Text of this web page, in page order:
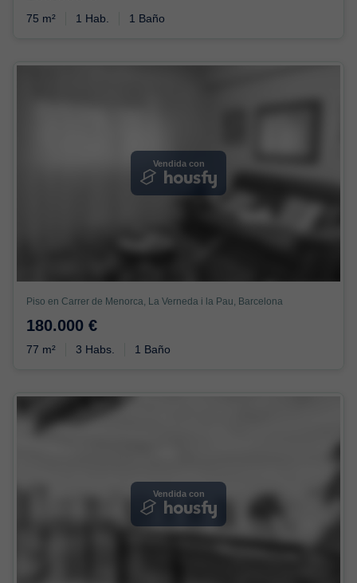
75 m² 1 Hab. 1 Baño
Vendida con
Piso en Carrer de Menorca, La Verneda i la Pau, Barcelona
180.000 €
77 m² 3 Habs. 1 Baño
Vendida con